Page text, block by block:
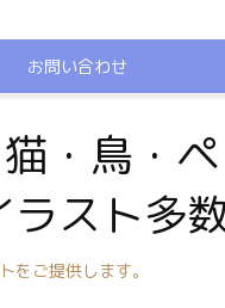
お問い合わせ
鳥・ペ
スト多
をご提供します。